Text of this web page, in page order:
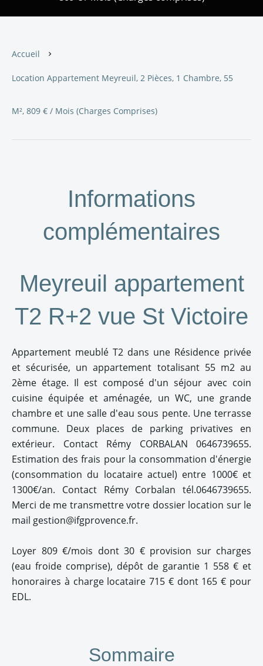
Accueil
Location Appartement Meyreuil, 2 Pièces, 1 Chambre, 55
M², 809 € / Mois (Charges Comprises)
Informations
complémentaires
Meyreuil appartement
T2 R+2 vue St Victoire
Appartement meublé T2 dans une Résidence privée
et sécurisée, un appartement totalisant 55 m2 au
2ème étage. Il est composé d'un séjour avec coin
cuisine équipée et aménagée, un WC, une grande
chambre et une salle d'eau sous pente. Une terrasse
commune. Deux places de parking privatives en
extérieur. Contact Rémy CORBALAN 0646739655.
Estimation des frais pour la consommation d'énergie
(consommation du locataire actuel) entre 1000€ et
1300€/an. Contact Rémy Corbalan tél.0646739655.
Merci de me transmettre votre dossier location sur le
mail gestion@ifgprovence.fr.
Loyer 809 €/mois dont 30 € provision sur charges
(eau froide comprise), dépôt de garantie 1 558 € et
honoraires à charge locataire 715 € dont 165 € pour
EDL.
Sommaire